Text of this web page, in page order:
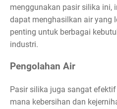
menggunakan pasir silika ini,
dapat menghasilkan air yang
penting untuk berbagai
industri.
Pengolahan Air
Pasir silika juga sangat
mana kebersihan dan